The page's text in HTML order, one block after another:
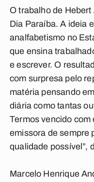
O trabalho de
Dia Paraíba. A ideia
analfabetismo no
que ensina
e escrever. O
com surpresa pelo
matéria pensando
diária como tantas
Termos vencido com
emissora de sempre
qualidade possível”,
Marcelo Henrique